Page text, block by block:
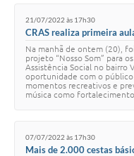
21/07/2022 às 17h30
CRAS realiza primeira
Na manhã de ontem (20),
projeto “Nosso Som” para
Assistência Social no bairro
oportunidade com o
momentos recreativos e
música como
07/07/2022 às 17h30
Mais de 2.000 cestas